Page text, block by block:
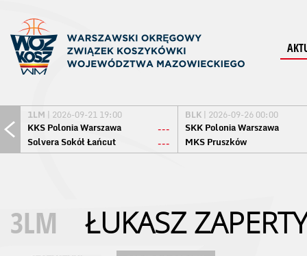
1LM | 2026-09-21 19:00
KKS Polonia Warszawa
---
Solvera Sokół Łańcut
---
BLK | 2026-09-26 00:00
SKK Polonia Warszawa
MKS Pruszków
3LM ŁUKASZ ZAPERTY